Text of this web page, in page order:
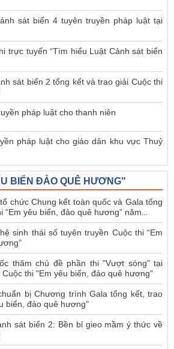
sát biển 4 tuyên truyền pháp luật tại
trực tuyến “Tìm hiểu Luật Cảnh sát biển
sát biển 2 tổng kết và trao giải Cuộc thi
pháp luật cho thanh niên
pháp luật cho giáo dân khu vực Thuỷ
BIỂN ĐẢO QUÊ HƯƠNG"
chức Chung kết toàn quốc và Gala tổng
“Em yêu biển, đảo quê hương” năm...
sinh thái số tuyên truyền Cuộc thi “Em
thăm chủ đề phần thi "Vượt sóng" tại
thi "Em yêu biển, đảo quê hương"
bị Chương trình Gala tổng kết, trao
biển, đảo quê hương"
sát biển 2: Bền bỉ gieo mầm ý thức về